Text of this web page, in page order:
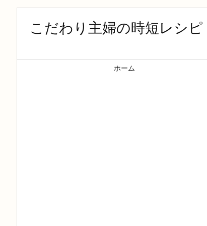
こだわり主婦の時短レシピ
ホーム